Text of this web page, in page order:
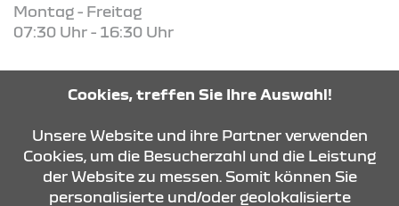
Montag - Freitag
07:30 Uhr - 16:30 Uhr
ÖFFNUNGSZEITEN
Cookies, treffen Sie Ihre Auswahl!
Unsere Website und ihre Partner verwenden
Cookies, um die Besucherzahl und die Leistung
der Website zu messen. Somit können Sie
personalisierte und/oder geolokalisierte